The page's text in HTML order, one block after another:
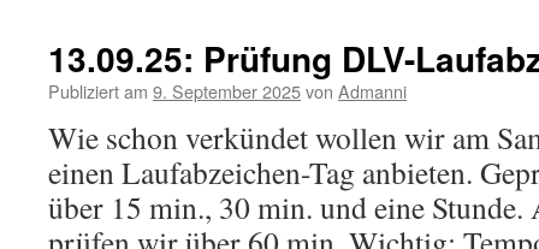
13.09.25: Prüfung DLV-
Publiziert am 9. September 2025von Admanni
Wie schon verkündet wollen wir am
einen Laufabzeichen-Tag anbieten.
über 15 min., 30 min. und eine